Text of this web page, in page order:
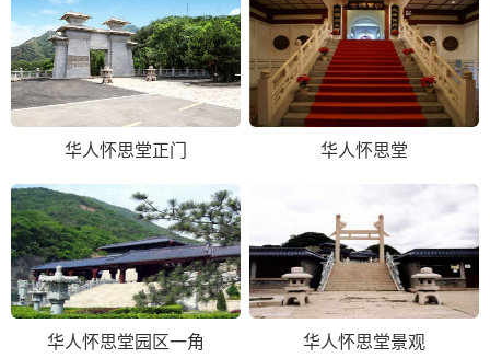
华人怀思堂正门 华人怀思堂
华人怀思堂园区一角 华人怀思堂景观